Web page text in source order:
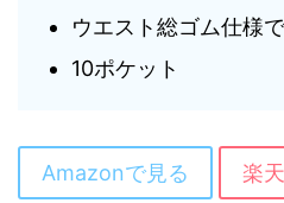
ウエスト総ゴム仕様
10ポケット
Amazonで見る 楽